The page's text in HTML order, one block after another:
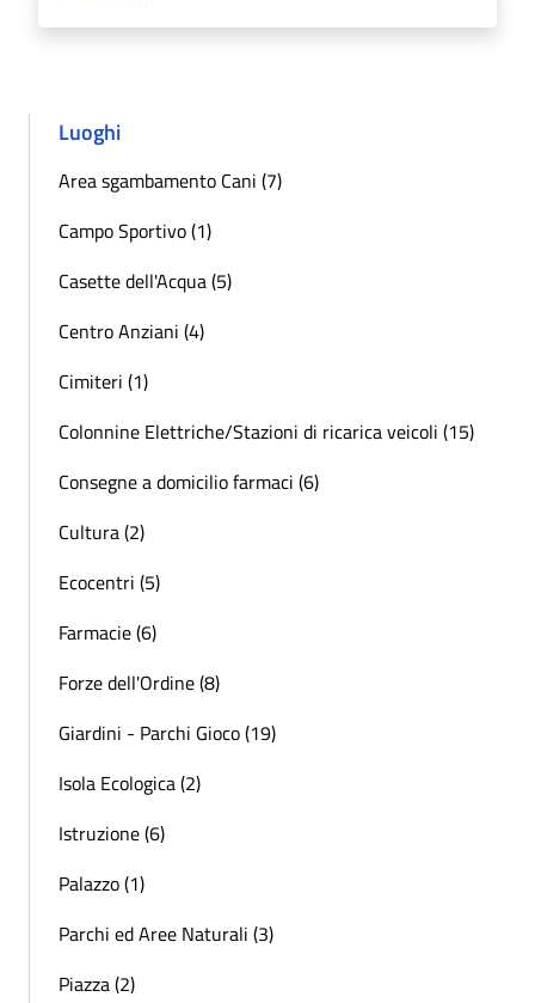
Luoghi
Area sgambamento Cani (7)
Campo Sportivo (1)
Casette dell'Acqua (5)
Centro Anziani (4)
Cimiteri (1)
Colonnine Elettriche/Stazioni di ricarica veicoli (15)
Consegne a domicilio farmaci (6)
Cultura (2)
Ecocentri (5)
Farmacie (6)
Forze dell'Ordine (8)
Giardini - Parchi Gioco (19)
Isola Ecologica (2)
Istruzione (6)
Palazzo (1)
Parchi ed Aree Naturali (3)
Piazza (2)